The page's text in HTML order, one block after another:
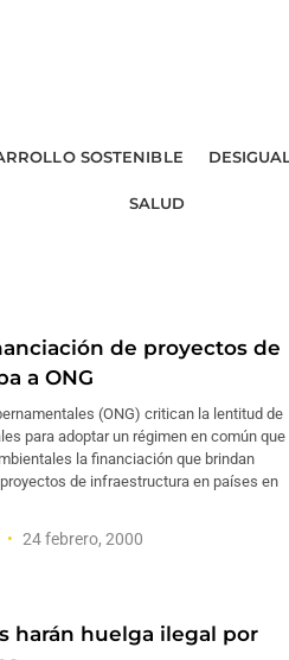
SOSTENIBLE
SALUD
de proyectos de
a ONG
(ONG) critican la lentitud de
para adoptar un régimen en común que
la financiación que brindan
de infraestructura en países en
24 febrero, 2000
harán huelga ilegal por